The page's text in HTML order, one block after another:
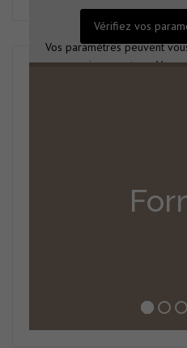
Vérifiez vos
Vos paramètres peuvent
voir ce contenu. Vous